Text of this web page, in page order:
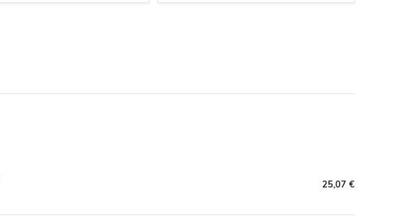
25,07 €